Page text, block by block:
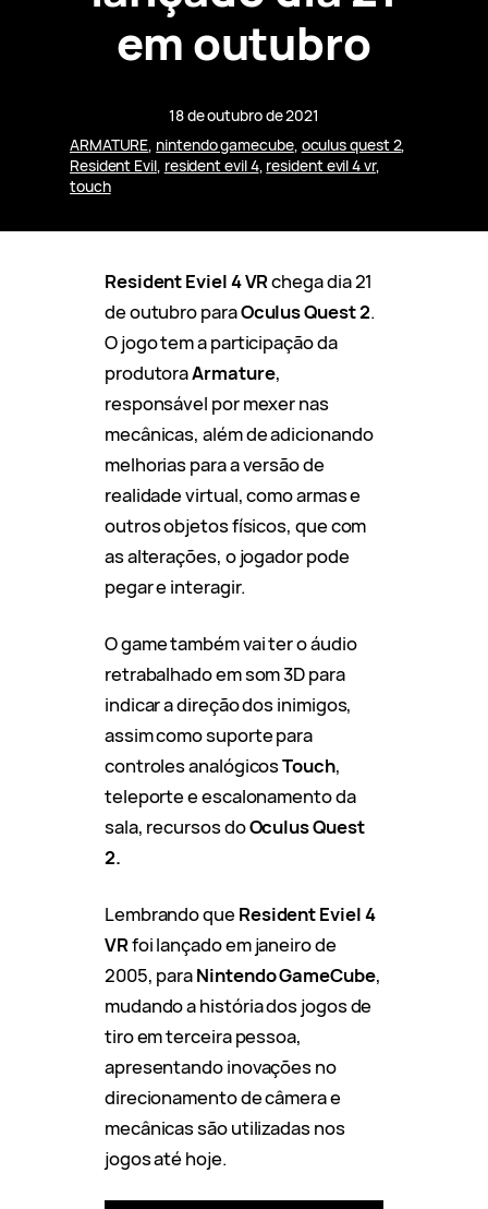
em outubro
18 de outubro de 2021
ARMATURE, nintendo gamecube, oculus quest 2
Resident Evil, resident evil 4, resident evil 4 vr
touch
Resident Eviel 4 VRchega dia 21
de outubro paraOculus Quest 2.
O jogo tem a participação da
produtoraArmature,
responsável por mexer nas
mecânicas, além de adicionando
melhorias para a versão de
realidade virtual, como armas e
outros objetos físicos, que com
as alterações, o jogador pode
pegar e interagir.
O game também vai ter o áudio
retrabalhado em som 3D para
indicar a direção dos inimigos,
assim como suporte para
controles analógicosTouch,
teleporte e escalonamento da
sala, recursos doOculus Quest
2.
Lembrando queResident Eviel 4
VRfoi lançado em janeiro de
2005, paraNintendo GameCube,
mudando a história dos jogos de
tiro em terceira pessoa,
apresentando inovações no
direcionamento de câmera e
mecânicas são utilizadas nos
jogos até hoje.